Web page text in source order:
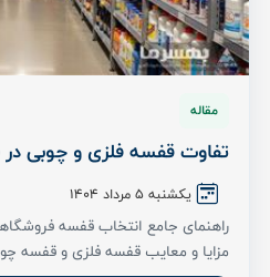
مقاله
تفاوت قفسه فلزی و چوبی در
یکشنبه 5 مرداد ۱۴۰۴
راهنمای جامع انتخاب قفسه
مزایا و معایب قفسه فلزی و قفسه